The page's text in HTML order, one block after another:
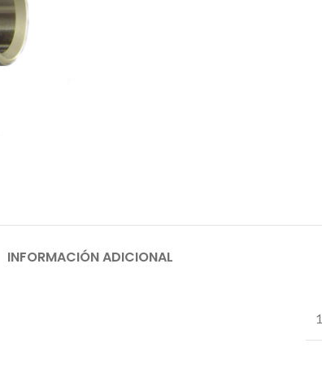
INFORMACIÓN ADICIONAL